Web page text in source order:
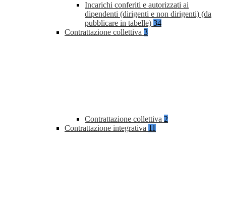
Incarichi conferiti e autorizzati ai
dipendenti (dirigenti e non dirigenti) (da
pubblicare in tabelle) 34
Contrattazione collettiva 3
Contrattazione collettiva 2
Contrattazione integrativa 11